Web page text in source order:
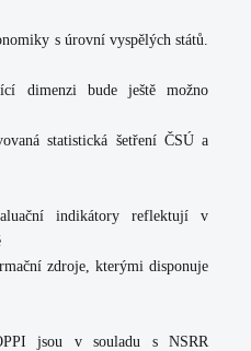
s úrovní vyspělých států.
dimenzi bude ještě možno
statistická šetření ČSÚ a
indikátory reflektují v
zdroje, kterými disponuje
jsou v souladu s NSRR